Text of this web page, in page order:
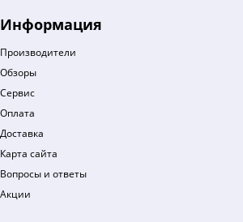
Информация
Производители
Обзоры
Сервис
Оплата
Доставка
Карта сайта
Вопросы и ответы
Акции